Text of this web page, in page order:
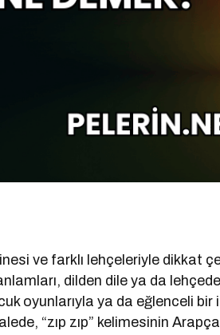
ve farklı lehçeleriyle dikkat
dilden dile ya da
oyunlarıyla ya da eğlenceli
“zıp zıp” kelimesinin